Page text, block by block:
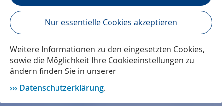
Nur essentielle Cookies akzeptieren
Weitere Informationen zu den eingesetzten Cookies,
sowie die Möglichkeit Ihre Cookieeinstellungen zu
ändern finden Sie in unserer
Datenschutzerklärung.